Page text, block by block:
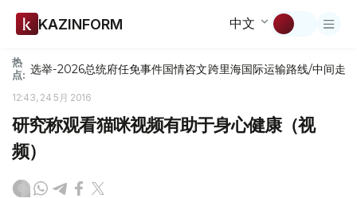
KAZINFORM 中文
热
点: 选举-2026总统府任免事件国情咨文跨里海国际运输路线/中间走廊
12:43, 24 5月 2016
研究称观看猫咪视频有助于身心健康（视
频）